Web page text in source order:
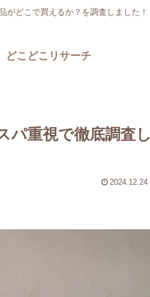
がどこで買えるか？を調査しました！
どこどこリサーチ
パ重視で徹底調査し
2024.12.24